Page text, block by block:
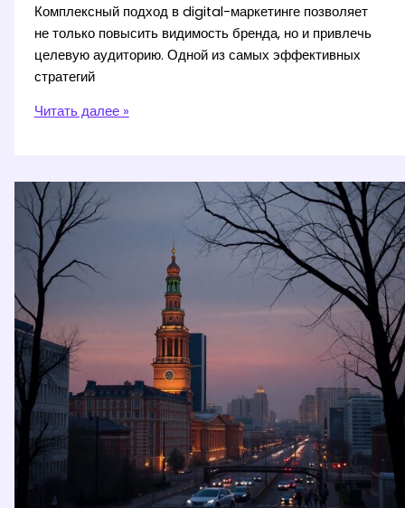
Комплексный подход в digital-маркетинге позволяет
не только повысить видимость бренда, но и привлечь
целевую аудиторию. Одной из самых эффективных
стратегий
One
ключ
к
успеху
в
digital-
рекламе
Читать далее »